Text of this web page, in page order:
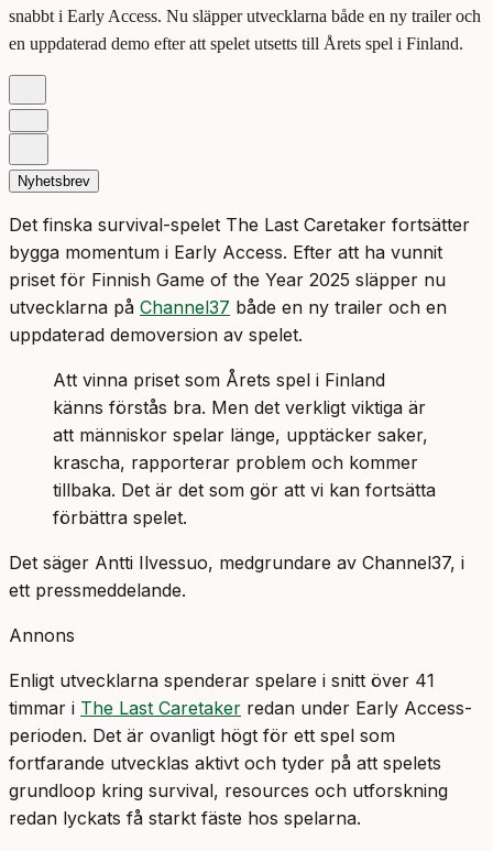
snabbt i Early Access. Nu släpper utvecklarna både en ny trailer och
en uppdaterad demo efter att spelet utsetts till Årets spel i Finland.
Nyhetsbrev
Det finska survival-spelet The Last Caretaker fortsätter
bygga momentum i Early Access. Efter att ha vunnit
priset för Finnish Game of the Year 2025 släpper nu
utvecklarna på Channel37 både en ny trailer och en
uppdaterad demoversion av spelet.
Att vinna priset som Årets spel i Finland
känns förstås bra. Men det verkligt viktiga är
att människor spelar länge, upptäcker saker,
krascha, rapporterar problem och kommer
tillbaka. Det är det som gör att vi kan fortsätta
förbättra spelet.
Det säger Antti Ilvessuo, medgrundare av Channel37, i
ett pressmeddelande.
Annons
Enligt utvecklarna spenderar spelare i snitt över 41
timmar i The Last Caretaker redan under Early Access-
perioden. Det är ovanligt högt för ett spel som
fortfarande utvecklas aktivt och tyder på att spelets
grundloop kring survival, resources och utforskning
redan lyckats få starkt fäste hos spelarna.